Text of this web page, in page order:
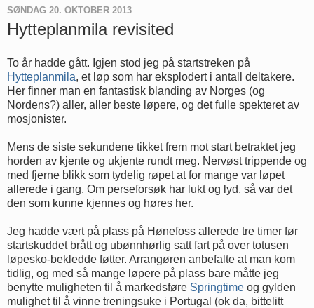
SØNDAG 20. OKTOBER 2013
Hytteplanmila revisited
To år hadde gått. Igjen stod jeg på startstreken på
Hytteplanmila, et løp som har eksplodert i antall deltakere.
Her finner man en fantastisk blanding av Norges (og
Nordens?) aller, aller beste løpere, og det fulle spekteret av
mosjonister.
Mens de siste sekundene tikket frem mot start betraktet jeg
horden av kjente og ukjente rundt meg. Nervøst trippende og
med fjerne blikk som tydelig røpet at for mange var løpet
allerede i gang. Om perseforsøk har lukt og lyd, så var det
den som kunne kjennes og høres her.
Jeg hadde vært på plass på Hønefoss allerede tre timer før
startskuddet brått og ubønnhørlig satt fart på over totusen
løpesko-bekledde føtter. Arrangøren anbefalte at man kom
tidlig, og med så mange løpere på plass bare måtte jeg
benytte muligheten til å markedsføre Springtime og gylden
mulighet til å vinne treningsuke i Portugal (ok da, bittelitt